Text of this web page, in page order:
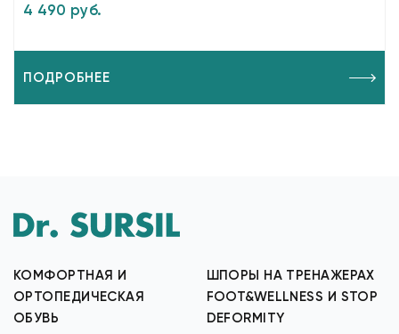
4 490 руб.
ПОДРОБНЕЕ
КОМФОРТНАЯ И
ОРТОПЕДИЧЕСКАЯ
ОБУВЬ
ШПОРЫ НА ТРЕНАЖЕРАХ
FOOT&WELLNESS И STOP
DEFORMITY